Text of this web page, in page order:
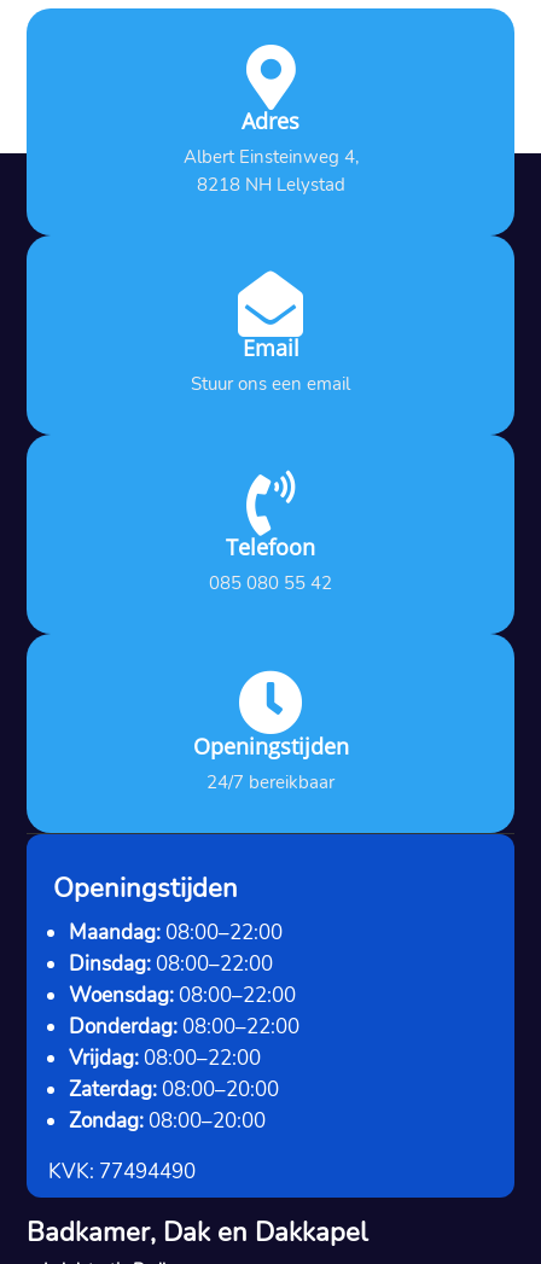

Adres
Albert Einsteinweg 4,
8218 NH Lelystad

Email
Stuur ons een email

Telefoon
085 080 55 42

Openingstijden
24/7 bereikbaar
Openingstijden
Maandag: 08:00–22:00
Dinsdag: 08:00–22:00
Woensdag: 08:00–22:00
Donderdag: 08:00–22:00
Vrijdag: 08:00–22:00
Zaterdag: 08:00–20:00
Zondag: 08:00–20:00
KVK: 77494490
Badkamer, Dak en Dakkapel